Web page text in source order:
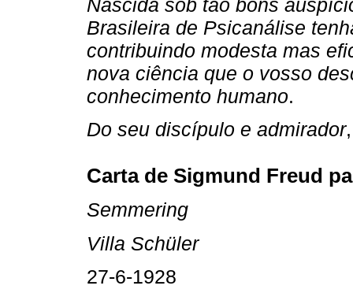
Nascida sob tão bons
Brasileira de Psicanálise
contribuindo modesta mas
nova ciência que o vosso
conhecimento humano.
Do seu discípulo e admirador,
Carta de Sigmund Freud
Semmering
Villa Schüler
27-6-1928